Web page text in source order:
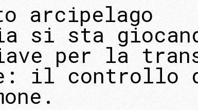
arcipelago
si sta
per la
il controllo